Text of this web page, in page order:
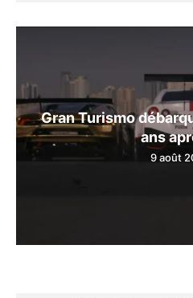
Gran Turismo
ans
9 août